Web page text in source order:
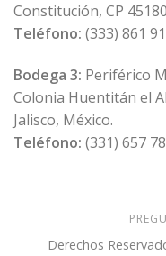
Constitución, CP
Teléfono: (333) 861
Bodega 3: Periférico
Colonia Huentitán el
Jalisco, México.
Teléfono: (331) 657
Derechos